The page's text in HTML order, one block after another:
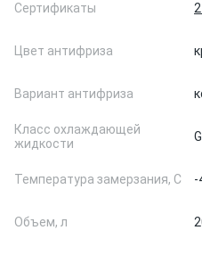
Сертификаты
Цвет антифриза
Вариант антифриза
Класс охлаждающей
жидкости
Температура замерзания, С -
Объем, л